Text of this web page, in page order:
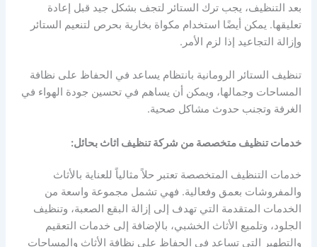
بعد التنظيف، يجب ترك الستائر لتجف بشكل جيد قبل إعادة
تعليقها. يمكن أيضًا استخدام مكواة بخارية بحرص لتنعيم الستائر
وإزالة التجاعيد إذا لزم الأمر.
تنظيف الستائر الرومانية بانتظام يساعد في الحفاظ على نظافة
المساحات وجمالها، ويمكن أن يساهم في تحسين جودة الهواء في
الغرفة وتجنب حدوث مشاكل صحية.
خدمات تنظيف متخصصة من شركة تنظيف اثاث بحائل:
خدمات التنظيف المتخصصة تعتبر حلاً مثالياً للعناية بالأثاث
والمفروشات بعمق وفعالية. فهي تشمل مجموعة واسعة من
الخدمات المتقدمة التي تهدف إلى إزالة البقع الصعبة، وتنظيف
الجلود، وتلميع الأثاث الخشبي، بالإضافة إلى خدمات التعقيم
والتطهير التي تساعد في الحفاظ على نظافة الأثاث والمساحات